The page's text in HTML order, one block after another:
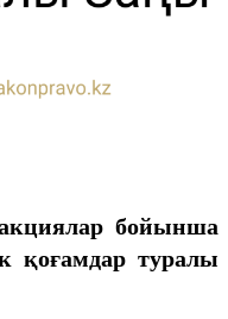
бойынша
қоғамдар туралы